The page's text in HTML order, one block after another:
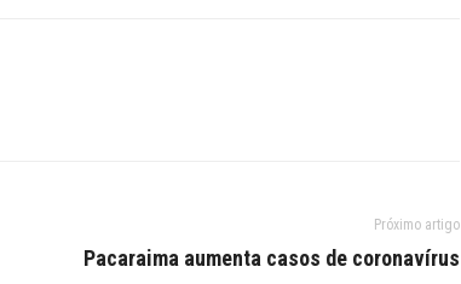
Próximo artigo
Pacaraima aumenta casos de coronavírus